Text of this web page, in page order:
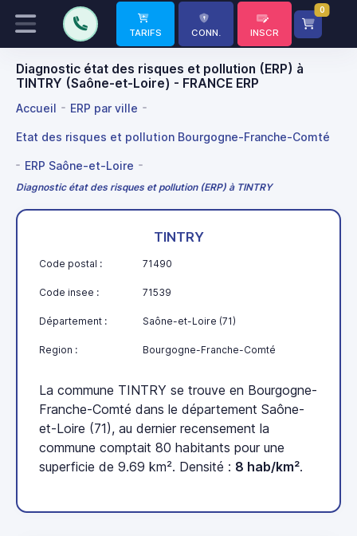
TARIFS CONN. INSCR
0
Diagnostic état des risques et pollution (ERP) à
TINTRY (Saône-et-Loire) - FRANCE ERP
Accueil ERP par ville
Etat des risques et pollution Bourgogne-Franche-Comté
ERP Saône-et-Loire
Diagnostic état des risques et pollution (ERP) à TINTRY
TINTRY
Code postal : 71490
Code insee : 71539
Département : Saône-et-Loire (71)
Region : Bourgogne-Franche-Comté
La commune TINTRY se trouve en Bourgogne-
Franche-Comté dans le département Saône-
et-Loire (71), au dernier recensement la
commune comptait 80 habitants pour une
superficie de 9.69 km². Densité : 8 hab/km².